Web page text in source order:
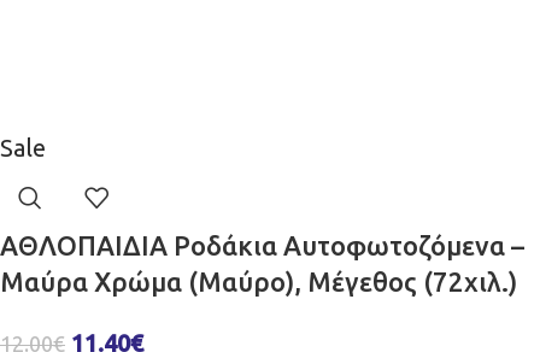
Sale
ΑΘΛΟΠΑΙΔΙΑ Ροδάκια Αυτοφωτοζόμενα –
Μαύρα Χρώμα (Μαύρο), Μέγεθος (72χιλ.)
12.00€ 11.40€